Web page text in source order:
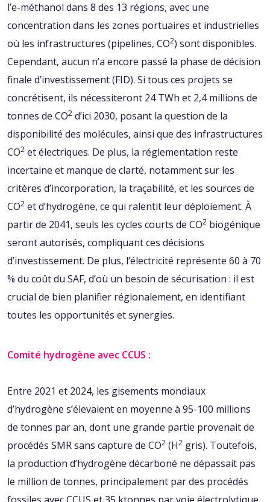
l’e-méthanol dans 8 des 13 régions, avec une
concentration dans les zones portuaires et industrielles
où les infrastructures (pipelines, CO2) sont disponibles.
Cependant, aucun n’a encore passé la phase de décision
finale d’investissement (FID). Si tous ces projets se
concrétisent, ils nécessiteront 24 TWh et 2,4 millions de
tonnes de CO2 d’ici 2030, posant la question de la
disponibilité des molécules, ainsi que des infrastructures
CO2 et électriques. De plus, la réglementation reste
incertaine et manque de clarté, notamment sur les
critères d’incorporation, la traçabilité, et les sources de
CO2 et d’hydrogène, ce qui ralentit leur déploiement. À
partir de 2041, seuls les cycles courts de CO2 biogénique
seront autorisés, compliquant ces décisions
d’investissement. De plus, l’électricité représente 60 à 70
% du coût du SAF, d’où un besoin de sécurisation : il est
crucial de bien planifier régionalement, en identifiant
toutes les opportunités et synergies.
Comité hydrogène avec CCUS :
Entre 2021 et 2024, les gisements mondiaux
d’hydrogène s’élevaient en moyenne à 95-100 millions
de tonnes par an, dont une grande partie provenait de
procédés SMR sans capture de CO2 (H2 gris). Toutefois,
la production d’hydrogène décarboné ne dépassait pas
le million de tonnes, principalement par des procédés